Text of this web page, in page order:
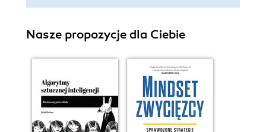
Nasze propozycje dla Ciebie